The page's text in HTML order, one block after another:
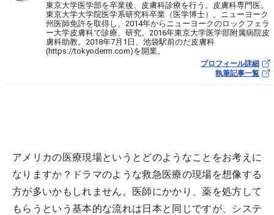
東京大学医学部を卒業後、皮膚科診療を行う。皮膚科専門医。
東京大学大学院医学系研究科卒業（医学博士）。ニューヨーク
州医師免許を取得し、2014年からニューヨークのロックフェラ
ー大学皮膚科で診療、研究。2016年東京大学医学部附属病院皮
膚科助教。2018年7月1日、池袋駅前のだ皮膚科
(https://tokyoderm.com)を開業。
プロフィール詳細
執筆記事一覧
アメリカの医療現場というとどのようなことをお考えに
なりますか？ドラマのような救急医療の現場を想像する
方が多いかもしれません。医師にかかり、薬を処方して
もらうという基本的な流れは日本と同じですが、システ